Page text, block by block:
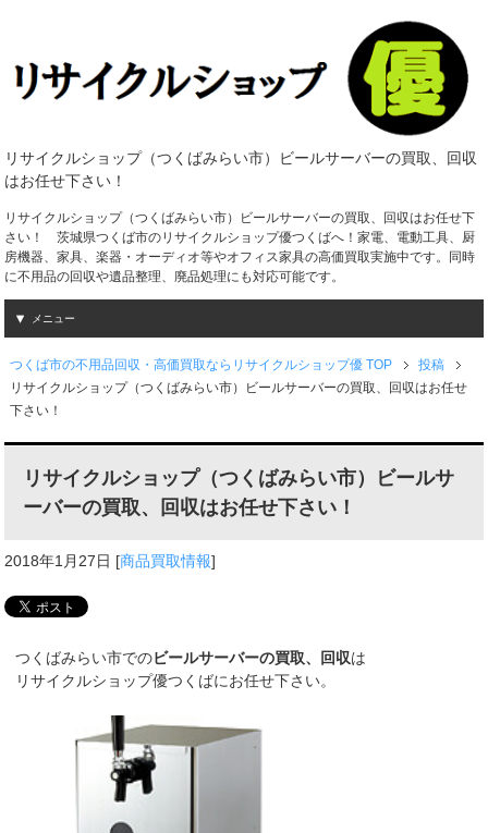
リサイクルショップ（つくばみらい市）ビールサーバーの買取、回収
はお任せ下さい！
リサイクルショップ（つくばみらい市）ビールサーバーの買取、回収はお任せ下
さい！ 茨城県つくば市のリサイクルショップ優つくばへ！家電、電動工具、厨
房機器、家具、楽器・オーディオ等やオフィス家具の高価買取実施中です。同時
に不用品の回収や遺品整理、廃品処理にも対応可能です。
メニュー
つくば市の不用品回収・高価買取ならリサイクルショップ優 TOP
投稿
リサイクルショップ（つくばみらい市）ビールサーバーの買取、回収はお任せ
下さい！
リサイクルショップ（つくばみらい市）ビールサ
ーバーの買取、回収はお任せ下さい！
2018年1月27日 [商品買取情報]
つくばみらい市でのビールサーバーの買取、回収は
リサイクルショップ優つくばにお任せ下さい。